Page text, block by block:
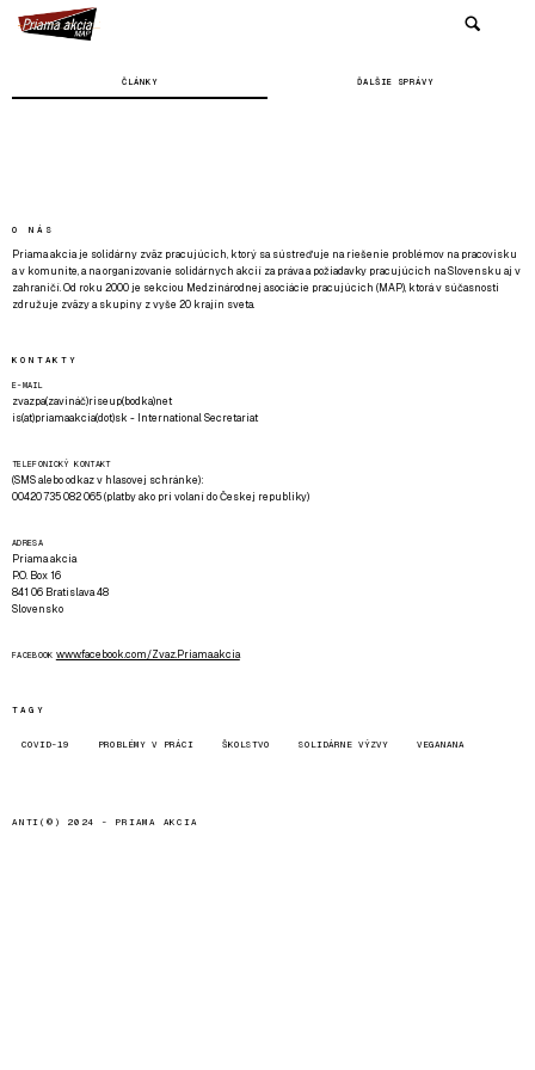
ČLÁNKY ĎALŠIE SPRÁVY
O NÁS
Priama akcia je solidárny zväz pracujúcich, ktorý sa sústreďuje na riešenie problémov na pracovisku
a v komunite, a na organizovanie solidárnych akcií za práva a požiadavky pracujúcich na Slovensku aj v
zahraničí. Od roku 2000 je sekciou Medzinárodnej asociácie pracujúcich (MAP), ktorá v súčasnosti
združuje zväzy a skupiny z vyše 20 krajín sveta.
KONTAKTY
E-MAIL
zvazpa(zavináč)riseup(bodka)net
is(at)priamaakcia(dot)sk - International Secretariat
TELEFONICKÝ KONTAKT
(SMS alebo odkaz v hlasovej schránke):
00420 735 082 065 (platby ako pri volaní do Českej republiky)
ADRESA
Priama akcia
P.O. Box 16
841 06 Bratislava 48
Slovensko
FACEBOOK www.facebook.com/Zvaz.Priama.akcia
TAGY
COVID-19 PROBLÉMY V PRÁCI ŠKOLSTVO SOLIDÁRNE VÝZVY VEGANANA
ANTI(©) 2024 - PRIAMA AKCIA